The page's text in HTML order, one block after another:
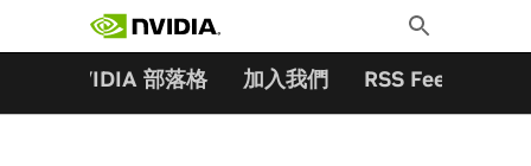
Toggle
Search
NVIDIA 部落格 加入我們 RSS Feeds